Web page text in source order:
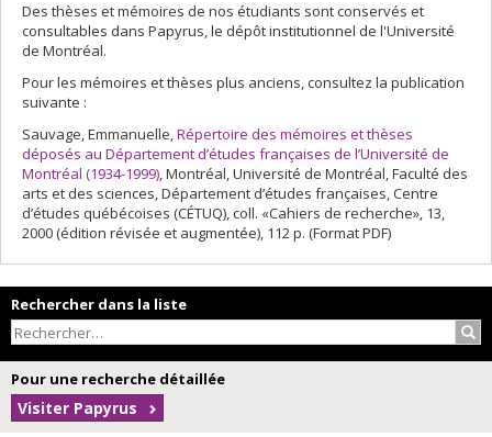
Des thèses et mémoires de nos étudiants sont conservés et
consultables dans Papyrus, le dépôt institutionnel de l'Université
de Montréal.
Pour les mémoires et thèses plus anciens, consultez la publication
suivante :
Sauvage, Emmanuelle,Répertoire des mémoires et thèses
déposés au Département d’études françaises de l’Université de
Montréal (1934-1999), Montréal, Université de Montréal, Faculté des
arts et des sciences, Département d’études françaises, Centre
d’études québécoises (CÉTUQ), coll. «Cahiers de recherche», 13,
2000 (édition révisée et augmentée), 112 p. (Format PDF)
Rechercher dans la liste
Pour une recherche détaillée
Visiter Papyrus